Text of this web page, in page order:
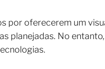
por oferecerem um
planejadas. No